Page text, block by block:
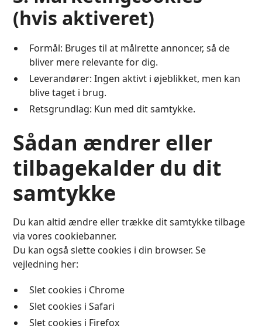
(hvis aktiveret)
Formål: Bruges til at målrette annoncer, så de
bliver mere relevante for dig.
Leverandører: Ingen aktivt i øjeblikket, men kan
blive taget i brug.
Retsgrundlag: Kun med dit samtykke.
Sådan ændrer eller
tilbagekalder du dit
samtykke
Du kan altid ændre eller trække dit samtykke tilbage
via vores cookiebanner.
Du kan også slette cookies i din browser. Se
vejledning her:
Slet cookies i Chrome
Slet cookies i Safari
Slet cookies i Firefox